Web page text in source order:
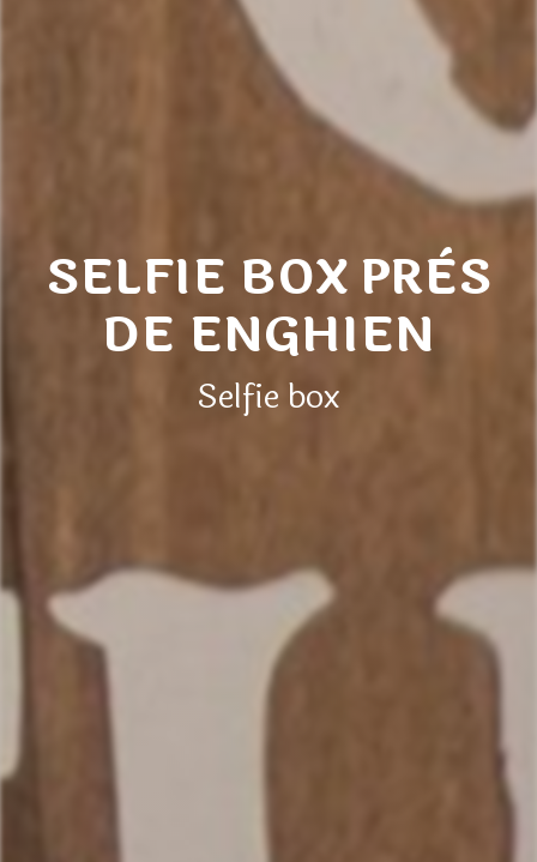
SELFIE BOX PRÈS
DE ENGHIEN
Selfie box